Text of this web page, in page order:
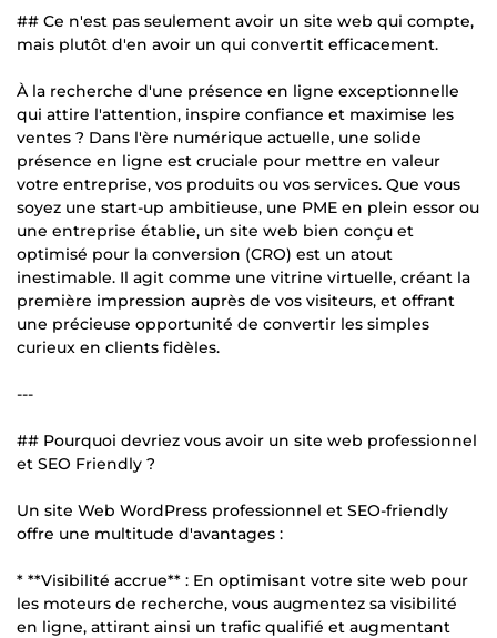
## Ce n'est pas seulement avoir un site web qui compte,
mais plutôt d'en avoir un qui convertit efficacement.
À la recherche d'une présence en ligne exceptionnelle
qui attire l'attention, inspire confiance et maximise les
ventes ? Dans l'ère numérique actuelle, une solide
présence en ligne est cruciale pour mettre en valeur
votre entreprise, vos produits ou vos services. Que vous
soyez une start-up ambitieuse, une PME en plein essor ou
une entreprise établie, un site web bien conçu et
optimisé pour la conversion (CRO) est un atout
inestimable. Il agit comme une vitrine virtuelle, créant la
première impression auprès de vos visiteurs, et offrant
une précieuse opportunité de convertir les simples
curieux en clients fidèles.
---
## Pourquoi devriez vous avoir un site web professionnel
et SEO Friendly ?
Un site Web WordPress professionnel et SEO-friendly
offre une multitude d'avantages :
* **Visibilité accrue** : En optimisant votre site web pour
les moteurs de recherche, vous augmentez sa visibilité
en ligne, attirant ainsi un trafic qualifié et augmentant